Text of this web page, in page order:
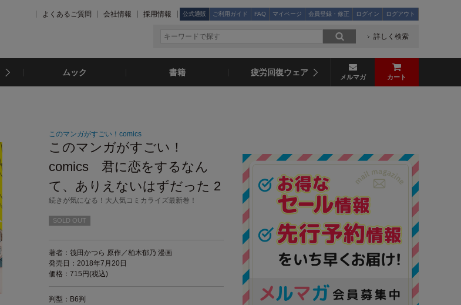
よくあるご質問 会社情報 採用情報 公式通販 ご利用ガイド FAQ マイページ 会員登録・修正 ログイン ログアウト
詳しく検索
ムック 書籍 疲労回復ウェア メルマガ カート
このマンガがすごい！comics
このマンガがすごい！
comics 君に恋をするなん
て、ありえないはずだった 2
続きが気になる！大人気コミカライズ最新巻！
SOLD OUT
著者：筏田かつら 原作／柏木郁乃 漫画
発売日：2018年7月20日
価格：715円(税込)
判型：B6判